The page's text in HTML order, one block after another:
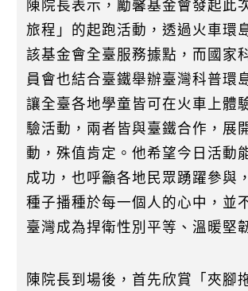
陳院長表示，勵馨基金會發起此
旅程」的起跑活動，透過火車環
該基金會全臺服務據點，而國家
員會也結合臺鐵舉辦臺灣科普環
讓全臺各地學童皆可在火車上體
驗活動，兩者皆與臺鐵合作，展
動，殊值肯定。他希望今日活動
成功，也呼籲各地民眾踴躍參與
種子播種於每一個人的心中，並
臺灣成為捍衛性別平等、溫暖堅
陳院長到場後，首先欣賞「夾腳